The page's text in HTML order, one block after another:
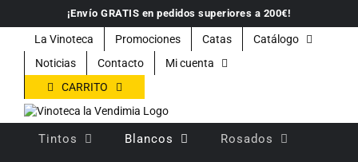
contenido
¡Envío GRATIS en pedidos superiores a 200€!
La Vinoteca Promociones Catas
Catálogo
Noticias
Contacto
Mi cuenta
CARRITO
Tintos Blancos Rosados